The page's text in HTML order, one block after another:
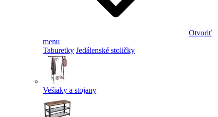
Otvoriť
menu
Taburetky Jedálenské stoličky
Vešiaky a stojany